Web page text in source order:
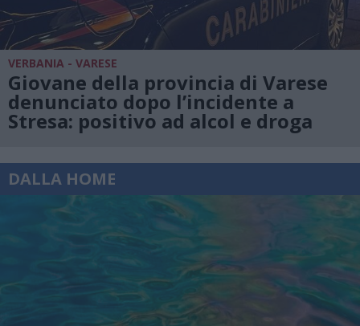
VERBANIA - VARESE
Giovane della provincia di Varese
denunciato dopo l’incidente a
Stresa: positivo ad alcol e droga
DALLA HOME